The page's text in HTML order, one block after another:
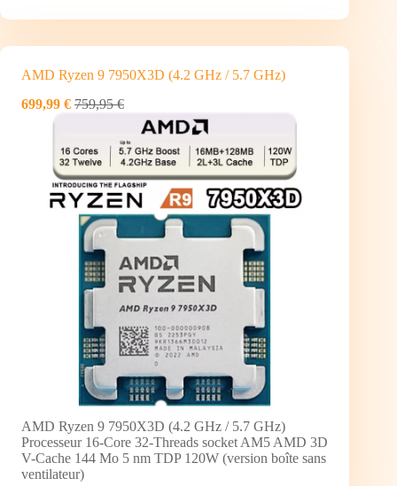
AMD Ryzen 9 7950X3D (4.2 GHz / 5.7 GHz)
699,99 € 759,95 €
AMD Ryzen 9 7950X3D (4.2 GHz / 5.7 GHz)
Processeur 16-Core 32-Threads socket AM5 AMD 3D
V-Cache 144 Mo 5 nm TDP 120W (version boîte sans
ventilateur)